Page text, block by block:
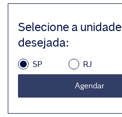
Selecione a unidade
desejada:
SP RJ
Agendar